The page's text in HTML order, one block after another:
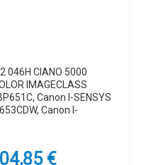
046H CIANO 5000
IMAGECLASS
Canon I-SENSYS
Canon I-
€Il